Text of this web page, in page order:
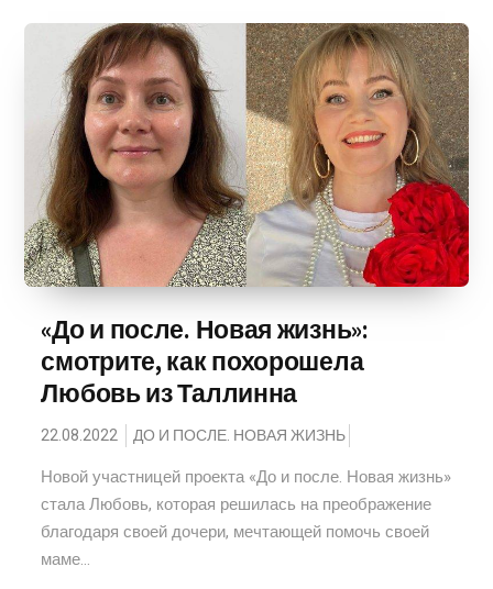
«До и после. Новая жизнь»:
смотрите, как похорошела
Любовь из Таллинна
22.08.2022 ДО И ПОСЛЕ. НОВАЯ ЖИЗНЬ
Новой участницей проекта «До и после. Новая жизнь»
стала Любовь, которая решилась на преображение
благодаря своей дочери, мечтающей помочь своей
маме...